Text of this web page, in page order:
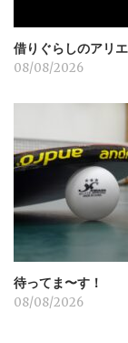
借りぐらしのアリ
08/08/2026
待ってま〜す！
08/08/2026